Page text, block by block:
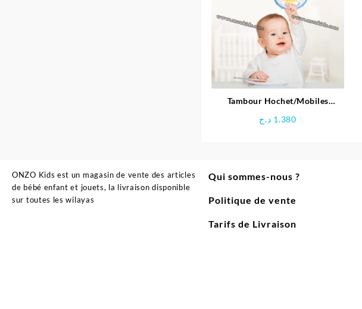
Tambour Hochet/Mobiles
1.380 د.ج
ONZO Kids est un magasin de vente des articles
de bébé enfant et jouets, la livraison disponible
sur toutes les wilayas
Qui sommes-nous ?
Politique de vente
Tarifs de Livraison